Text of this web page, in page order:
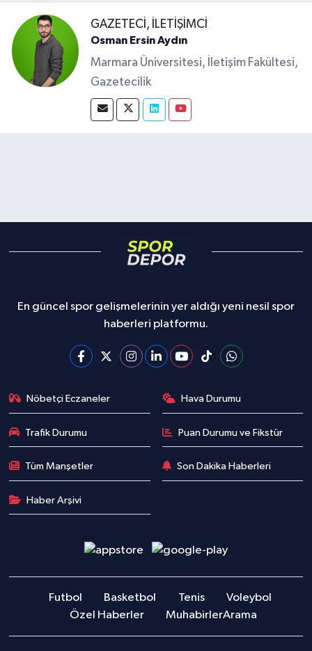
GAZETECI, İLETIŞIMCI
Osman Ersin Aydın
Marmara Üniversitesi, İletişim Fakültesi,
Gazetecilik
En güncel spor gelişmelerinin yer aldığı yeni nesil spor
haberleri platformu.
Nöbetçi Eczaneler Hava Durumu
Trafik Durumu Puan Durumu ve Fikstür
Tüm Manşetler Son Dakika Haberleri
Haber Arşivi
Futbol Basketbol Tenis
Voleybol
Özel Haberler
MuhabirlerArama